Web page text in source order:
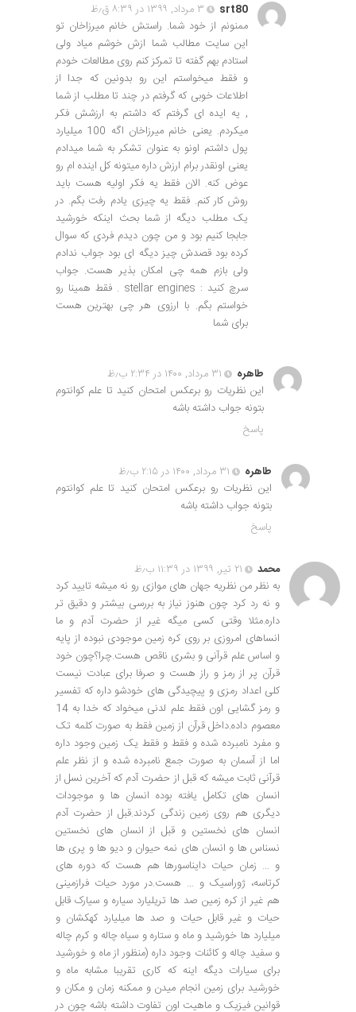
srt80
۳ مرداد, ۱۳۹۹ در ۸:۳۹ ق٫ظ
ممنونم از خود شما. راستش خانم میرزاخان تو
این سایت مطالب شما ازش خوشم میاد ولی
استادم بهم گفته تا تمرکز کنم روی مطالعات خودم
و فقط میخواستم این رو بدونین که جدا از
اطلاعات خوبی که گرفتم در چند تا مطلب از شما
, یه ایده ای گرفتم که داشتم به ارزشش فکر
میکردم. یعنی خانم میرزاخان اگه 100 میلیارد
پول داشتم اونو به عنوان تشکر به شما میدادم
یعنی اونقدر برام ارزش داره میتونه کل اینده ام رو
عوض کنه. الان فقط یه فکر اولیه هست باید
روش کار کنم. فقط یه چیزی یادم رفت بگم. در
یک مطلب دیگه از شما بحث اینکه خورشید
جابجا کنیم بود و من چون دیدم فردی که سوال
کرده بود قصدش چیز دیگه ای بود جواب ندادم
ولی بازم همه چی امکان بذیر هست. جواب
سرچ کنید : stellar engines . فقط همینا رو
خواستم بگم. با ارزوی هر چی بهترین هست
برای شما
طاهره
۳۱ مرداد, ۱۴۰۰ در ۲:۳۴ ب٫ظ
این نظریات رو برعکس امتحان کنید تا علم کوانتوم
بتونه جواب داشته باشه
پاسخ
طاهره
۳۱ مرداد, ۱۴۰۰ در ۲:۱۵ ب٫ظ
این نظریات رو برعکس امتحان کنید تا علم کوانتوم
بتونه جواب داشته باشه
پاسخ
محمد
۲۱ تیر, ۱۳۹۹ در ۱۱:۳۹ ب٫ظ
به نظر من نظریه جهان های موازی رو نه میشه تایید کرد
و نه رد کرد چون هنوز نیاز به بررسی بیشتر و دقیق تر
داره.مثلا وقتی کسی میگه غیر از حضرت آدم و ما
انساهای امروزی بر روی کره زمین موجودی نبوده از پایه
و اساس علم قرآنی و بشری ناقص هست.چرا؟چون خود
قرآن پر از رمز و راز هست و صرفا برای عبادت نیست
کلی اعداد رمزی و پیچیدگی های خودشو داره که تفسیر
و رمز گشایی اون فقط علم لدنی میخواد که خدا به 14
معصوم داده.داخل قرآن از زمین فقط به صورت کلمه تک
و مفرد نامبرده شده و فقط و فقط یک زمین وجود داره
اما از آسمان به صورت جمع نامبرده شده و از نظر علم
قرآنی ثابت میشه که قبل از حضرت آدم که آخرین نسل از
انسان های تکامل یافته بوده انسان ها و موجودات
دیگری هم روی زمین زندگی کردند.قبل از حضرت آدم
انسان های نخستین و قبل از انسان های نخستین
نسناس ها و انسان های نمه حیوان و دیو ها و پری ها
و … زمان حیات دایناسورها هم هست که دوره های
کرتاسه، ژوراسیک و … هست.در مورد حیات فرازمینی
هم غیر از کره زمین صد ها تریلیارد سیاره و سیارک قابل
حیات و غیر قابل حیات و صد ها میلیارد کهکشان و
میلیارد ها خورشید و ماه و ستاره و سیاه چاله و کرم چاله
و سفید چاله و کائنات وجود داره (منظور از ماه و خورشید
برای سیارات دیگه اینه که کاری تقریبا مشابه ماه و
خورشید برای زمین انجام میدن و ممکنه زمان و مکان و
قوانین فیزیک و ماهیت اون تفاوت داشته باشه چون در